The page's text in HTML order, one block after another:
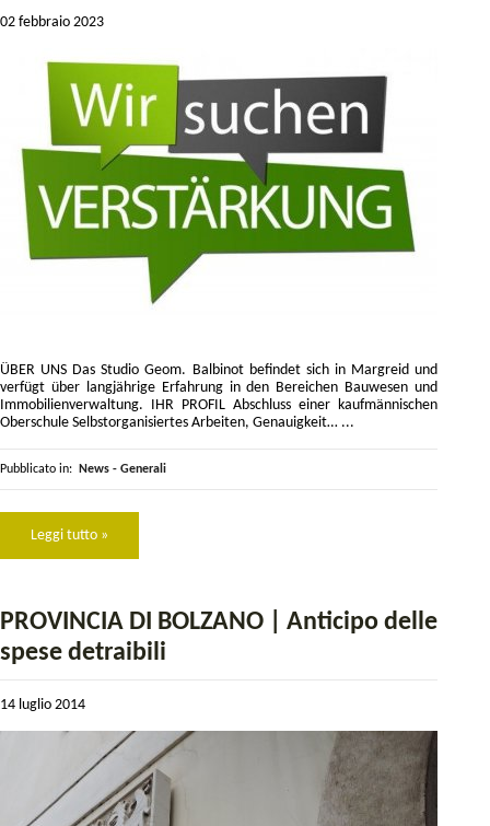
02 febbraio 2023
ÜBER UNS Das Studio Geom. Balbinot befindet sich in Margreid und
verfügt über langjährige Erfahrung in den Bereichen Bauwesen und
Immobilienverwaltung. IHR PROFIL Abschluss einer kaufmännischen
Oberschule Selbstorganisiertes Arbeiten, Genauigkeit… ...
Pubblicato in: News - Generali
Leggi tutto »
PROVINCIA DI BOLZANO | Anticipo delle
spese detraibili
14 luglio 2014